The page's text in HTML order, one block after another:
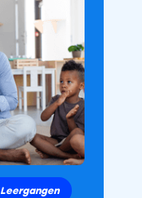
Leergangen